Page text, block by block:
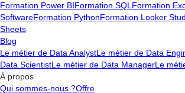
Formation Power BIFormation SQL Formation
SoftwareFormation PythonFormation Looker
Sheets
Blog
Le métier de Data AnalystLe métier de Data
Data ScientistLe métier de Data ManagerLe
À propos
Qui sommes-nous ?Offre